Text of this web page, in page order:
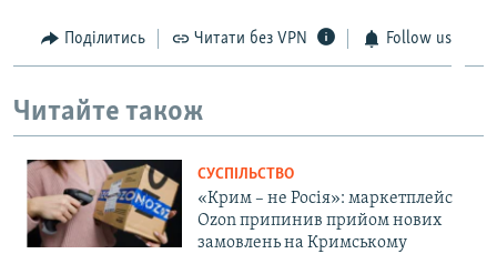
Поділитись Читати без VPN Follow us
Читайте також
СУСПІЛЬСТВО
«Крим – не Росія»: маркетплейс
Ozon припинив прийом нових
замовлень на Кримському